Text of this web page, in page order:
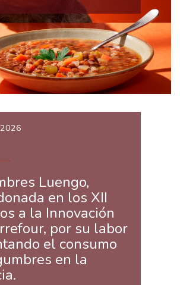
2026
Luengo,
en los XII
a la Innovación
por su labor
el consumo
en la